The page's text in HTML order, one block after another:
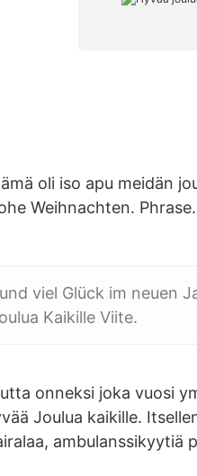
oli iso apu meidän
Weihnachten.
viel Glück im neuen
Kaikille Viite.
onneksi joka vuosi
Joulua kaikille.
ambulanssikyytiä